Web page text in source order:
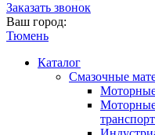
Заказать звонок
Ваш город:
Тюмень
Каталог
Смазочные
Моторные
Моторные